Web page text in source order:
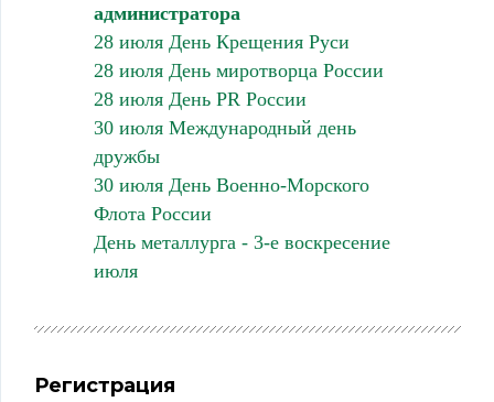
администратора
28 июля День Крещения Руси
28 июля День миротворца России
28 июля День PR России
30 июля Международный день
дружбы
30 июля День Военно-Морского
Флота России
День металлурга - 3-е воскресение
июля
Регистрация